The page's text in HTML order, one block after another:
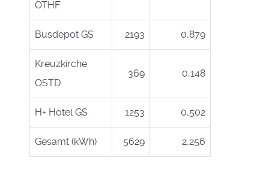
OTHF
Busdepot GS 2193 0,879
Kreuzkirche
OSTD
369 0,148
H+ Hotel GS 1253 0,502
Gesamt (kWh) 5629 2,256